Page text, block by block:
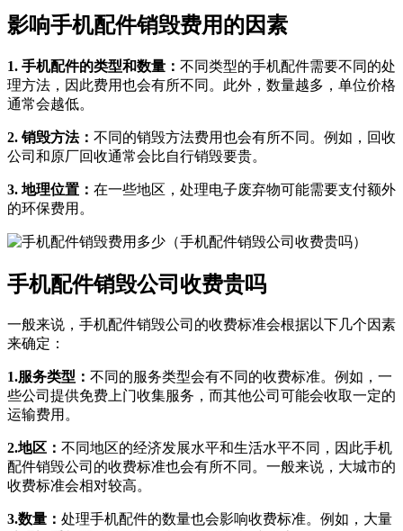
影响手机配件销毁费用的因素
1. 手机配件的类型和数量： 不同类型的手机配件需要不同的处
理方法，因此费用也会有所不同。此外，数量越多，单位价格
通常会越低。
2. 销毁方法： 不同的销毁方法费用也会有所不同。例如，回收
公司和原厂回收通常会比自行销毁要贵。
3. 地理位置： 在一些地区，处理电子废弃物可能需要支付额外
的环保费用。
手机配件销毁公司收费贵吗
一般来说，手机配件销毁公司的收费标准会根据以下几个因素
来确定：
1.服务类型： 不同的服务类型会有不同的收费标准。例如，一
些公司提供免费上门收集服务，而其他公司可能会收取一定的
运输费用。
2.地区： 不同地区的经济发展水平和生活水平不同，因此手机
配件销毁公司的收费标准也会有所不同。一般来说，大城市的
收费标准会相对较高。
3.数量： 处理手机配件的数量也会影响收费标准。例如，大量